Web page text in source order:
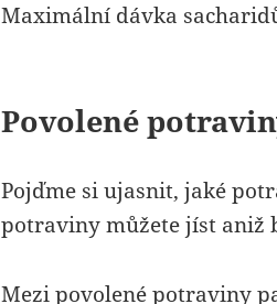
Maximální dávka
Povolené
Pojďme si ujasnit, jaké
potraviny můžete jíst aniž
Mezi povolené potraviny